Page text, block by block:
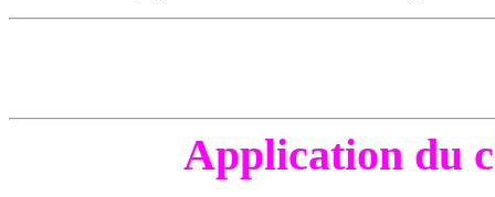
Application du